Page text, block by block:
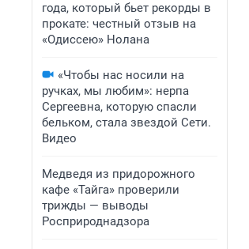
года, который бьет рекорды в
прокате: честный отзыв на
«Одиссею» Нолана
«Чтобы нас носили на
ручках, мы любим»: нерпа
Сергеевна, которую спасли
бельком, стала звездой Сети.
Видео
Медведя из придорожного
кафе «Тайга» проверили
трижды — выводы
Росприроднадзора